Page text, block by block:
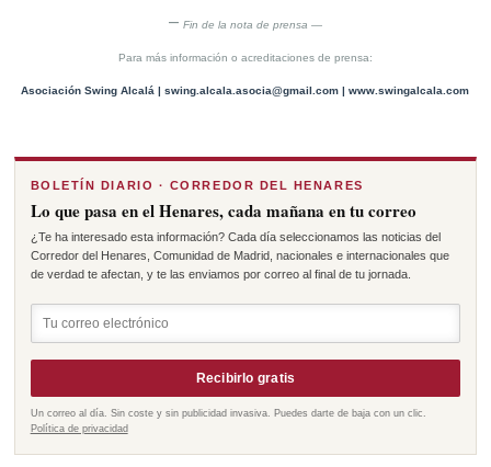
—Fin de la nota de prensa —
Para más información o acreditaciones de prensa:
Asociación Swing Alcalá | swing.alcala.asocia@gmail.com | www.swingalcala.com
BOLETÍN DIARIO · CORREDOR DEL HENARES
Lo que pasa en el Henares, cada mañana en tu correo
¿Te ha interesado esta información? Cada día seleccionamos las noticias del
Corredor del Henares, Comunidad de Madrid, nacionales e internacionales que
de verdad te afectan, y te las enviamos por correo al final de tu jornada.
Recibirlo gratis
Un correo al día. Sin coste y sin publicidad invasiva. Puedes darte de baja con un clic.
Política de privacidad